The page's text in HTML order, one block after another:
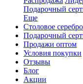
Подарочный
Еще
Столовое серебро
Подарочный
Продажи оптом
Условия покупки
Отзывы
Блог
Акции